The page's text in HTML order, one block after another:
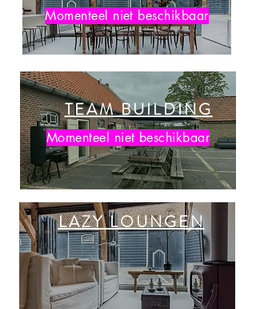
Momenteel niet beschikbaar
LAZY LOUNGEN
TEAM BUILDING
Momenteel niet beschikbaar